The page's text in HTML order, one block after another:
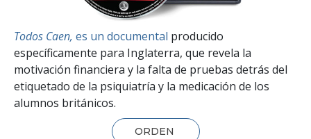
Todos Caen, es un documental producido
específicamente para Inglaterra, que revela la
motivación financiera y la falta de pruebas detrás del
etiquetado de la psiquiatría y la medicación de los
alumnos británicos.
ORDEN